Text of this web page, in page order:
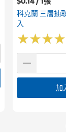
科克蘭 三層抽
入
★★★★
★★★★
加